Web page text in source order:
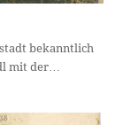
bekanntlich
mit der…